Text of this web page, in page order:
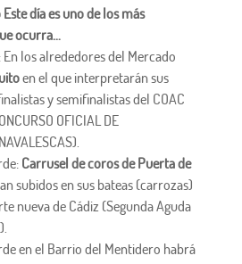
día es uno de los más
ocurra…
En los alrededores del Mercado
en el que interpretarán sus
y semifinalistas del COAC
OFICIAL DE
Carrusel de coros de Puerta de
subidos en sus bateas (carrozas)
nueva de Cádiz (Segunda Aguda
en el Barrio del Mentidero habrá